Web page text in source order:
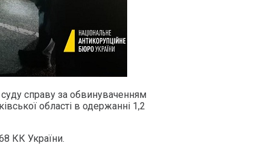
справу за обвинуваченням
області в одержанні 1,2
КК України.